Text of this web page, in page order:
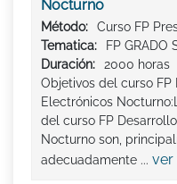
Nocturno
Método:
Curso FP
Tematica:
FP GRADO
Duración:
2000 horas
Objetivos del curso
Electrónicos
del curso FP
Nocturno son,
adecuadamente ... ver